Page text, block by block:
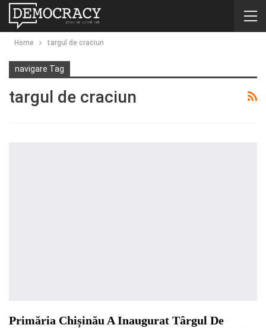
Home targul de craciun
navigare Tag
targul de craciun
Primăria Chișinău A Inaugurat Târgul De